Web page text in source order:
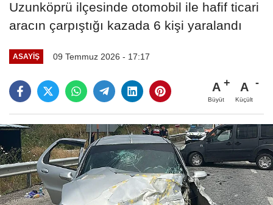
Uzunköprü ilçesinde otomobil ile hafif ticari
aracın çarpıştığı kazada 6 kişi yaralandı
ASAYIŞ 09 Temmuz 2026 - 17:17
A
Büyüt
A
Küçült